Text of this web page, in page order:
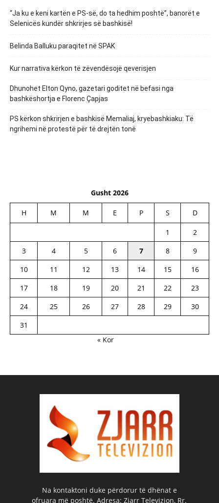
“Ja ku e keni kartën e PS-së, do ta hedhim poshtë”, banorët e
Selenicës kundër shkrirjes së bashkisë!
Belinda Balluku paraqitet në SPAK
Kur narrativa kërkon të zëvendësojë qeverisjen
Dhunohet Elton Qyno, gazetari goditet në befasi nga
bashkëshortja e Florenc Çapjas
PS kërkon shkrirjen e bashkisë Memaliaj, kryebashkiaku: Të
ngrihemi në protestë për të drejtën tonë
Gusht 2026
H M M E P S D
1
2
3
4 5 6 7 8
9
10
11 12 13 14 15
16
17
18 19 20 21 22
23
24
25 26 27 28 29
30
31
« Kor
Na kontaktoni duke përdorur të dhënat e
ofruara më poshtë. Adresa: Zjarr Televizion, Rr.